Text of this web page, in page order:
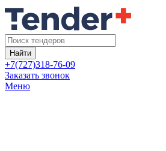
Найти
+7(727)318-76-09
Заказать звонок
Меню